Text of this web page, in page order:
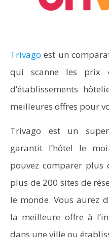
Trivago est un
qui scanne les prix
d’établissements
meilleures offres pour
Trivago est un
garantit l’hôtel le
pouvez comparer plus
plus de 200 sites de
le monde. Vous aurez
la meilleure offre à
dans une ville ou